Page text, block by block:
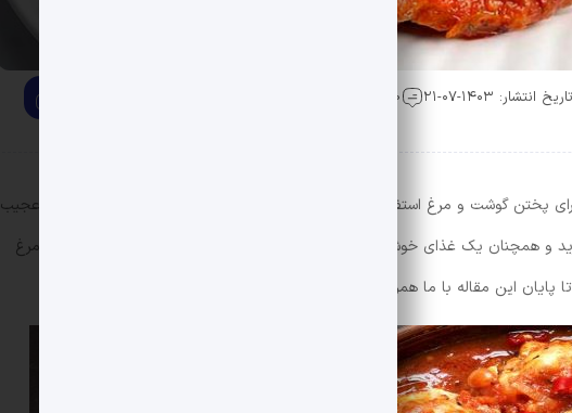
تاریخ انتشار: ۱۴۰۳-۰۷-۲۱ 0 دیدگاه
برای پختن گوشت و مرغ استفاده می شود تا بوی آن ها از بین برود. ممکن است کمی عجیب
و همچنان یک غذای خوش طعم داشته باشید. در این مقاله از
طرز تهیه مرغ
این مقاله با ما همراه باشید.